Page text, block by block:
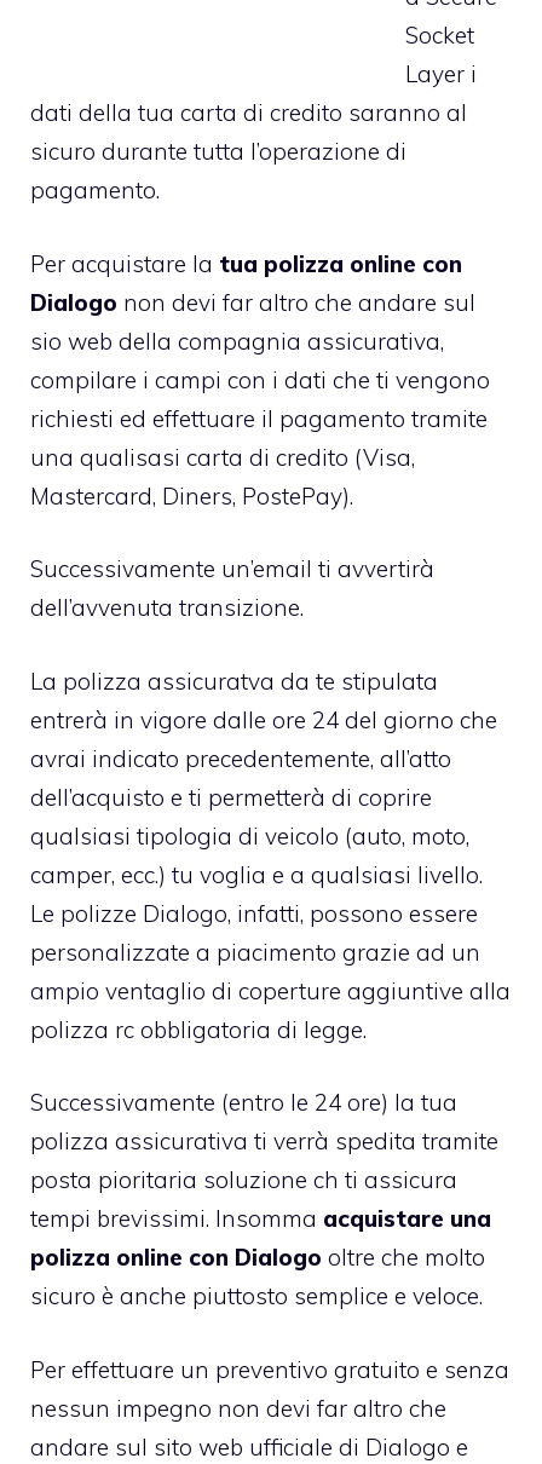
Socket
Layer i
dati della tua carta di credito saranno al
sicuro durante tutta l’operazione di
pagamento.
Per acquistare la tua polizza online con
Dialogo non devi far altro che andare sul
sio web della compagnia assicurativa,
compilare i campi con i dati che ti vengono
richiesti ed effettuare il pagamento tramite
una qualisasi carta di credito (Visa,
Mastercard, Diners, PostePay).
Successivamente un’email ti avvertirà
dell’avvenuta transizione.
La polizza assicuratva da te stipulata
entrerà in vigore dalle ore 24 del giorno che
avrai indicato precedentemente, all’atto
dell’acquisto e ti permetterà di coprire
qualsiasi tipologia di veicolo (auto, moto,
camper, ecc.) tu voglia e a qualsiasi livello.
Le polizze Dialogo, infatti, possono essere
personalizzate a piacimento grazie ad un
ampio ventaglio di coperture aggiuntive alla
polizza rc obbligatoria di legge.
Successivamente (entro le 24 ore) la tua
polizza assicurativa ti verrà spedita tramite
posta pioritaria soluzione ch ti assicura
tempi brevissimi. Insomma acquistare una
polizza online con Dialogo oltre che molto
sicuro è anche piuttosto semplice e veloce.
Per effettuare un preventivo gratuito e senza
nessun impegno non devi far altro che
andare sul sito web ufficiale di Dialogo e